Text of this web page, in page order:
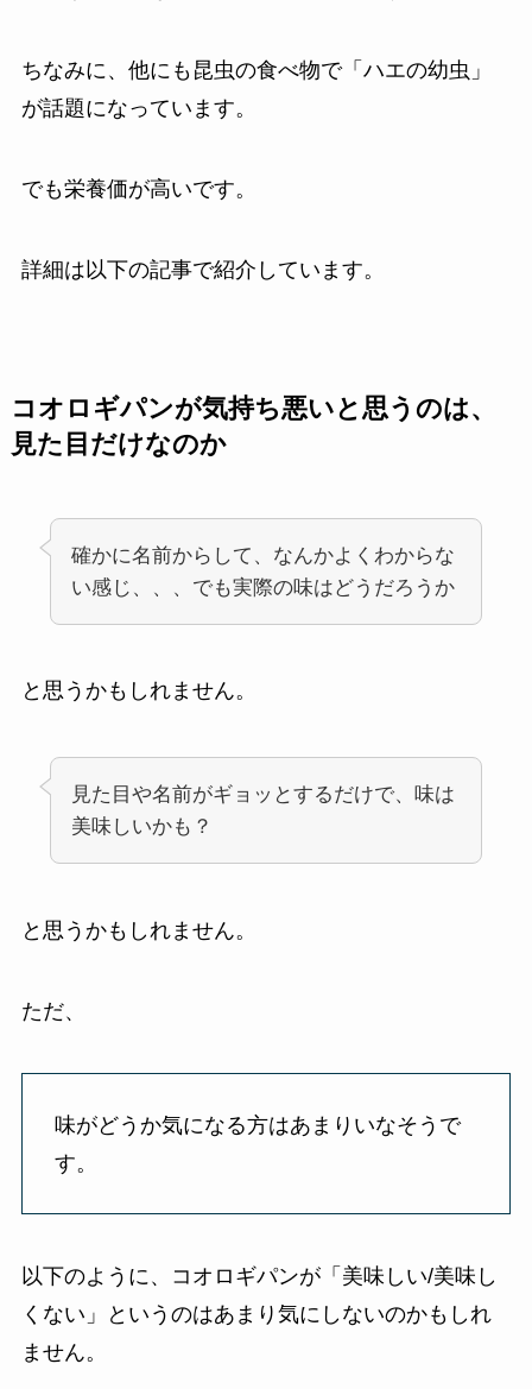
ちなみに、他にも昆虫の食べ物で「ハエの幼虫」
が話題になっています。
でも栄養価が高いです。
詳細は以下の記事で紹介しています。
コオロギパンが気持ち悪いと思うのは、
見た目だけなのか
確かに名前からして、なんかよくわからな
い感じ、、、でも実際の味はどうだろうか
と思うかもしれません。
見た目や名前がギョッとするだけで、味は
美味しいかも？
と思うかもしれません。
ただ、
味がどうか気になる方はあまりいなそうで
す。
以下のように、コオロギパンが「美味しい/美味し
くない」というのはあまり気にしないのかもしれ
ません。